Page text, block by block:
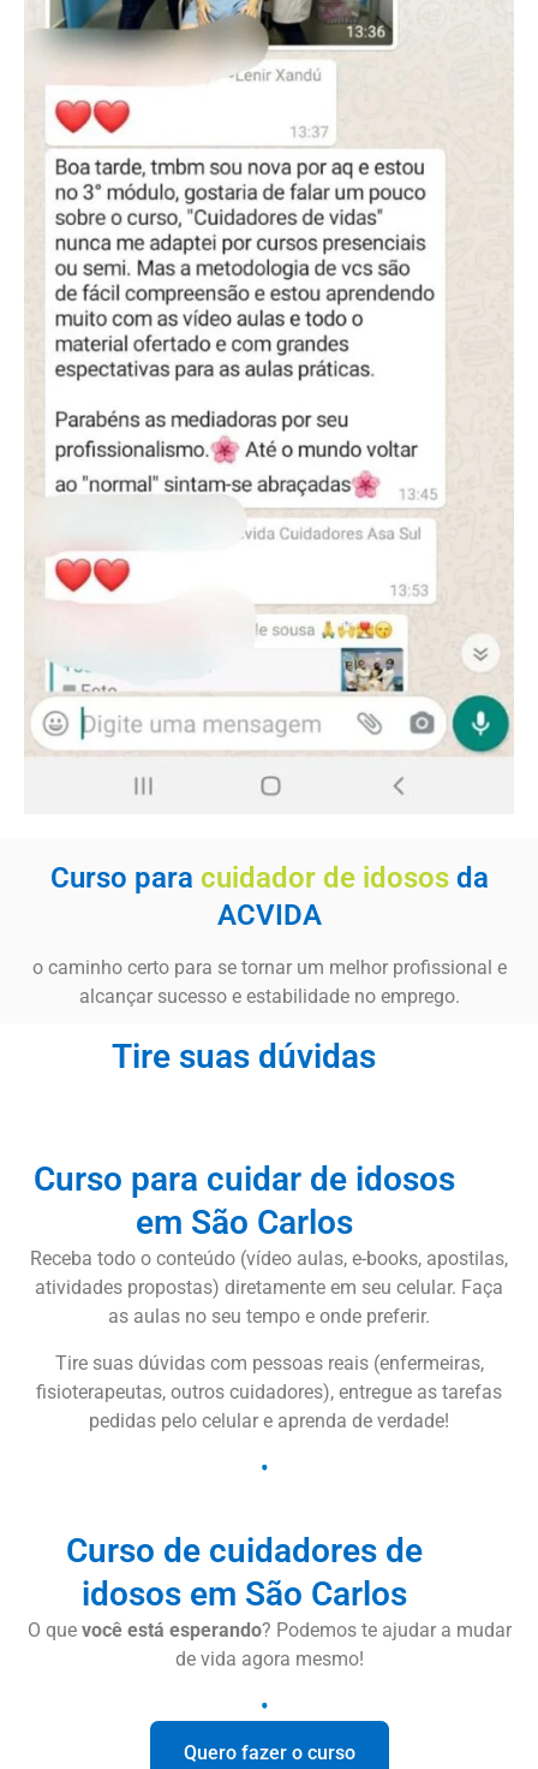
Curso para cuidador de idosos da
ACVIDA
o caminho certo para se tornar um melhor profissional e
alcançar sucesso e estabilidade no emprego.
Tire suas dúvidas
Curso para cuidar de idosos
em São Carlos
Receba todo o conteúdo (vídeo aulas, e-books, apostilas,
atividades propostas) diretamente em seu celular. Faça
as aulas no seu tempo e onde preferir.
Tire suas dúvidas com pessoas reais (enfermeiras,
fisioterapeutas, outros cuidadores), entregue as tarefas
pedidas pelo celular e aprenda de verdade!
Curso de cuidadores de
idosos em São Carlos
O que você está esperando? Podemos te ajudar a mudar
de vida agora mesmo!
Quero fazer o curso